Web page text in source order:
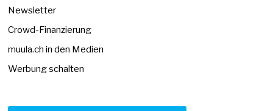
Newsletter
Crowd-Finanzierung
muula.ch in den Medien
Werbung schalten